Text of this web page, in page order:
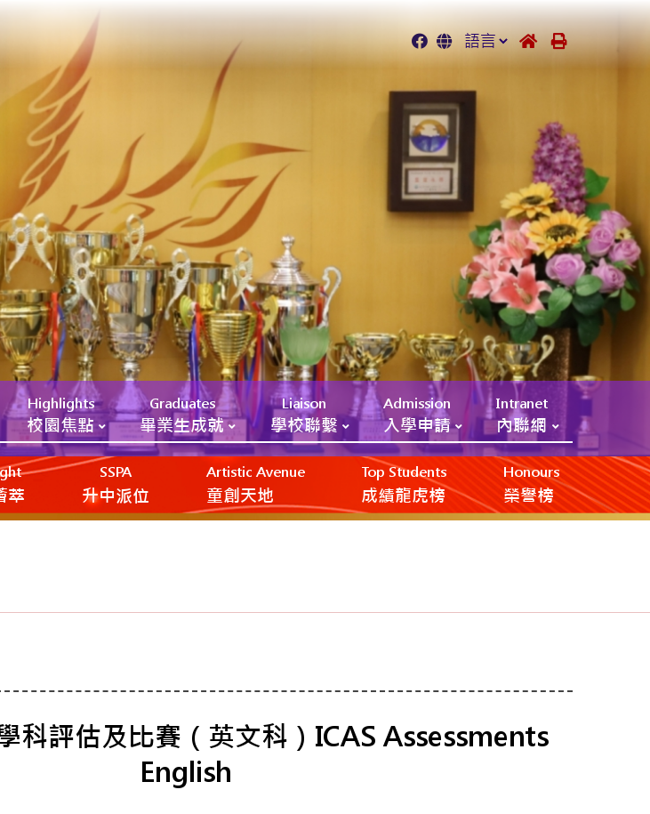
Highlights
校園焦點
Graduates
畢業生成就
Liaison
學校聯繫
Admission
入學申請
Intranet
內聯網
萃
SSPA
升中派位
Artistic Avenue
‎‎‏‎ㅤ童創天地
Top Students
成績龍虎榜
Honours
榮譽榜
科評估及比賽（英文科）ICAS Assessments
English